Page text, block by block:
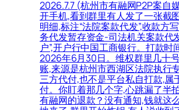
2026.7.7 (杭州市有融网P2P案自
开手机,看到群里有人发了一张截
明细,标注“法院案款代发”,收款方
务代发暂存资金-司法机关案款代
户”,开户行中国工商银行。打款时
2026年6月30日。维权群里几十
账,来源是杭州市西湖区法院执行
三方代付,也不是平台私自打款,属
付。你盯着那几个字,心跳漏了半
有融网的退款？没有通知,钱就这